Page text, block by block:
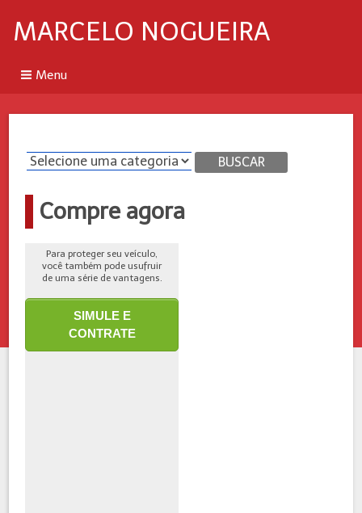
MARCELO NOGUEIRA
Menu
BUSCAR
Compre agora
Para proteger seu veículo,
você também pode usufruir
de uma série de vantagens.
SIMULE E
CONTRATE